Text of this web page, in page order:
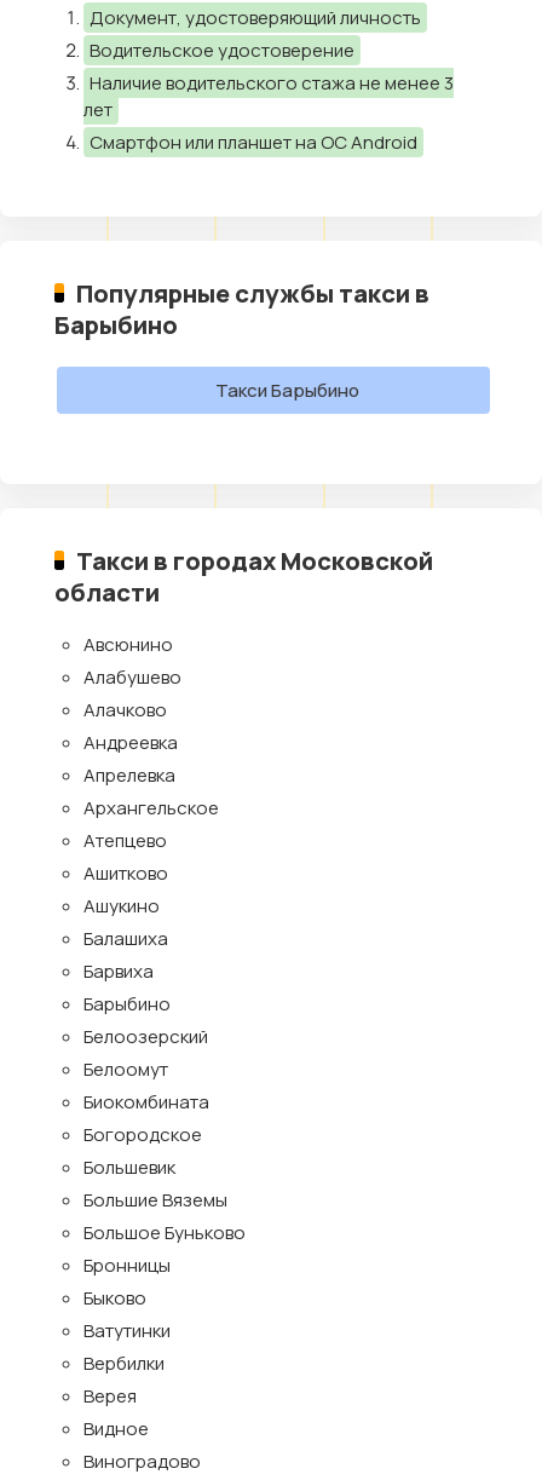
Документ, удостоверяющий личность
Водительское удостоверение
Наличие водительского стажа не менее 3
лет
Смартфон или планшет на ОС Android
Популярные службы такси в
Барыбино
Такси Барыбино
Такси в городах Московской
области
Авсюнино
Алабушево
Алачково
Андреевка
Апрелевка
Архангельское
Атепцево
Ашитково
Ашукино
Балашиха
Барвиха
Барыбино
Белоозерский
Белоомут
Биокомбината
Богородское
Большевик
Большие Вяземы
Большое Буньково
Бронницы
Быково
Ватутинки
Вербилки
Верея
Видное
Виноградово